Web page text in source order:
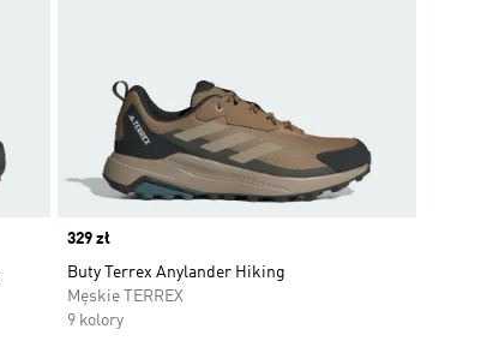
Price
329 zł
Buty Terrex Anylander Hiking
Męskie TERREX
9 kolory